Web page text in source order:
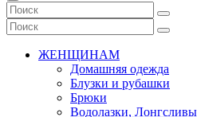
ЖЕНЩИНАМ
Домашняя одежда
Блузки и рубашки
Брюки
Водолазки, Лонгсливы